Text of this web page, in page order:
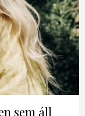
sem áll